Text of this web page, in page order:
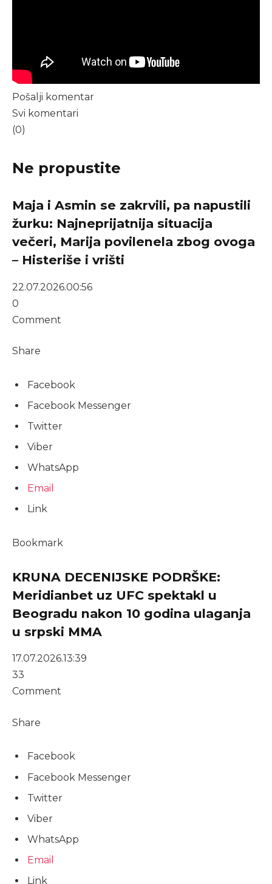
Pošalji komentar
Svi komentari
(0)
Ne propustite
Maja i Asmin se zakrvili, pa napustili
žurku: Najneprijatnija situacija
večeri, Marija povilenela zbog ovoga
– Histeriše i vrišti
22.07.2026.00:56
0
Comment
Share
Facebook
Facebook Messenger
Twitter
Viber
WhatsApp
Email
Link
Bookmark
KRUNA DECENIJSKE PODRŠKE:
Meridianbet uz UFC spektakl u
Beogradu nakon 10 godina ulaganja
u srpski MMA
17.07.2026.13:39
33
Comment
Share
Facebook
Facebook Messenger
Twitter
Viber
WhatsApp
Email
Link